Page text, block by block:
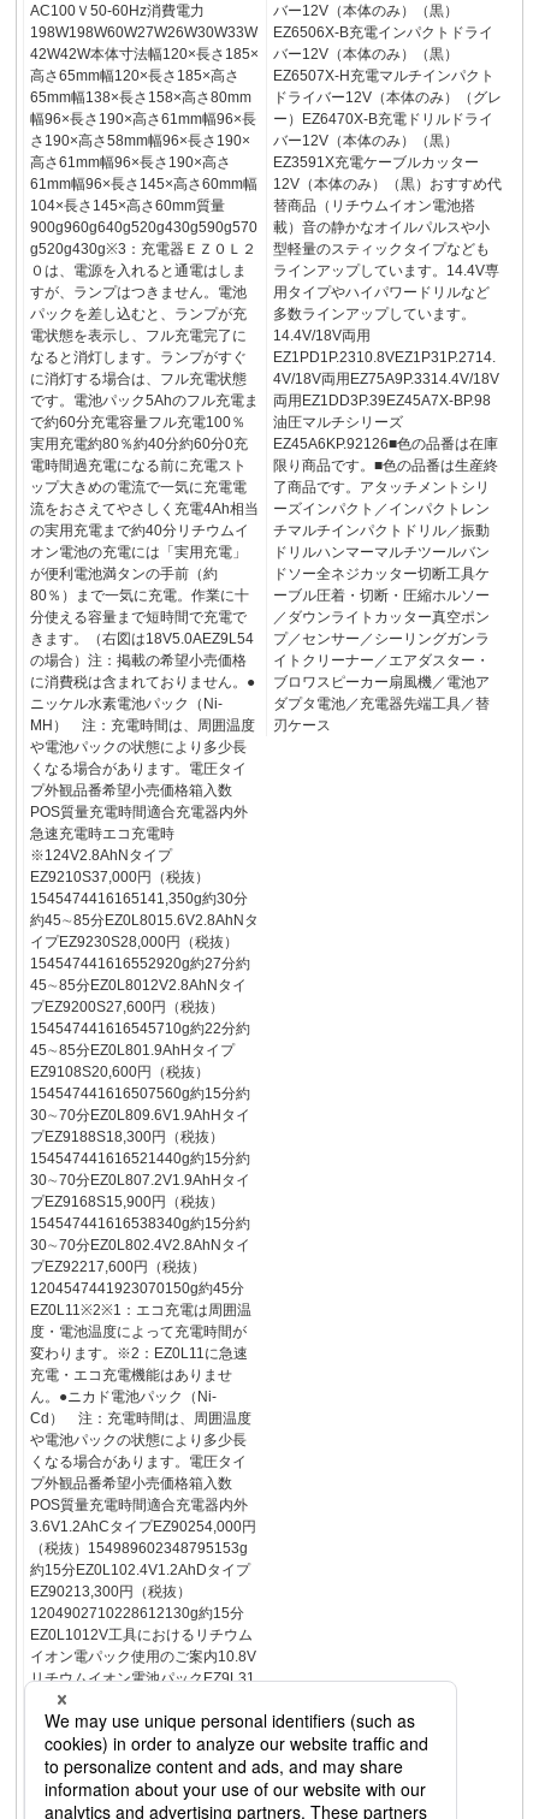
AC100Ｖ50-60Hz消費電力
198W198W60W27W26W30W33W
42W42W本体寸法幅120×長さ185×
高さ65mm幅120×長さ185×高さ
65mm幅138×長さ158×高さ80mm
幅96×長さ190×高さ61mm幅96×長
さ190×高さ58mm幅96×長さ190×
高さ61mm幅96×長さ190×高さ
61mm幅96×長さ145×高さ60mm幅
104×長さ145×高さ60mm質量
900g960g640g520g430g590g570
g520g430g※3：充電器ＥＺ０Ｌ２
０は、電源を入れると通電はしま
すが、ランプはつきません。電池
パックを差し込むと、ランプが充
電状態を表示し、フル充電完了に
なると消灯します。ランプがすぐ
に消灯する場合は、フル充電状態
です。電池パック5Ahのフル充電ま
で約60分充電容量フル充電100％
実用充電約80％約40分約60分0充
電時間過充電になる前に充電スト
ップ大きめの電流で一気に充電電
流をおさえてやさしく充電4Ah相当
の実用充電まで約40分リチウムイ
オン電池の充電には「実用充電」
が便利電池満タンの手前（約
80％）まで一気に充電。作業に十
分使える容量まで短時間で充電で
きます。（右図は18V5.0AEZ9L54
の場合）注：掲載の希望小売価格
に消費税は含まれておりません。●
ニッケル水素電池パック（Ni-
MH） 注：充電時間は、周囲温度
や電池パックの状態により多少長
くなる場合があります。電圧タイ
プ外観品番希望小売価格箱入数
POS質量充電時間適合充電器内外
急速充電時エコ充電時
※124V2.8AhNタイプ
EZ9210S37,000円（税抜）
1545474416165141,350g約30分
約45∼85分EZ0L8015.6V2.8AhNタ
イプEZ9230S28,000円（税抜）
154547441616552920g約27分約
45∼85分EZ0L8012V2.8AhNタイ
プEZ9200S27,600円（税抜）
154547441616545710g約22分約
45∼85分EZ0L801.9AhHタイプ
EZ9108S20,600円（税抜）
154547441616507560g約15分約
30∼70分EZ0L809.6V1.9AhHタイ
プEZ9188S18,300円（税抜）
154547441616521440g約15分約
30∼70分EZ0L807.2V1.9AhHタイ
プEZ9168S15,900円（税抜）
154547441616538340g約15分約
30∼70分EZ0L802.4V2.8AhNタイ
プEZ92217,600円（税抜）
1204547441923070150g約45分
EZ0L11※2※1：エコ充電は周囲温
度・電池温度によって充電時間が
変わります。※2：EZ0L11に急速
充電・エコ充電機能はありませ
ん。●ニカド電池パック（Ni-
Cd） 注：充電時間は、周囲温度
や電池パックの状態により多少長
くなる場合があります。電圧タイ
プ外観品番希望小売価格箱入数
POS質量充電時間適合充電器内外
3.6V1.2AhCタイプEZ90254,000円
（税抜）154989602348795153g
約15分EZ0L102.4V1.2AhDタイプ
EZ90213,300円（税抜）
1204902710228612130g約15分
EZ0L1012V工具におけるリチウム
イオン電パック使用のご案内10.8V
リチウムイオン電池パックEZ9L31
は生産終了しました。12V工具にリ
チウムイオン電池パックをご使用
の場合は、電池アダプタ
EZ9740（P.122）をご利用くださ
い。ご注意電池アダプタが利用で
きない不適合12V工具もあります。
バー12V（本体のみ）（黒）
EZ6506X-B充電インパクトドライ
バー12V（本体のみ）（黒）
EZ6507X-H充電マルチインパクト
ドライバー12V（本体のみ）（グレ
ー）EZ6470X-B充電ドリルドライ
バー12V（本体のみ）（黒）
EZ3591X充電ケーブルカッター
12V（本体のみ）（黒）おすすめ代
替商品（リチウムイオン電池搭
載）音の静かなオイルパルスや小
型軽量のスティックタイプなども
ラインアップしています。14.4V専
用タイプやハイパワードリルなど
多数ラインアップしています。
14.4V/18V両用
EZ1PD1P.2310.8VEZ1P31P.2714.
4V/18V両用EZ75A9P.3314.4V/18V
両用EZ1DD3P.39EZ45A7X-BP.98
油圧マルチシリーズ
EZ45A6KP.92126■色の品番は在庫
限り商品です。■色の品番は生産終
了商品です。アタッチメントシリ
ーズインパクト／インパクトレン
チマルチインパクトドリル／振動
ドリルハンマーマルチツールバン
ドソー全ネジカッター切断工具ケ
ーブル圧着・切断・圧縮ホルソー
／ダウンライトカッター真空ポン
プ／センサー／シーリングガンラ
イトクリーナー／エアダスター・
ブロワスピーカー扇風機／電池ア
ダプタ電池／充電器先端工具／替
刃ケース